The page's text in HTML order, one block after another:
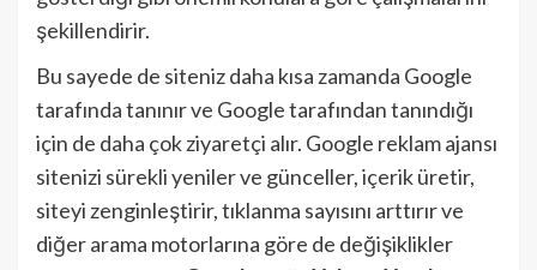
şekillendirir.
Bu sayede de siteniz daha kısa zamanda Google
tarafında tanınır ve Google tarafından tanındığı
için de daha çok ziyaretçi alır. Google reklam ajansı
sitenizi sürekli yeniler ve günceller, içerik üretir,
siteyi zenginleştirir, tıklanma sayısını arttırır ve
diğer arama motorlarına göre de değişiklikler